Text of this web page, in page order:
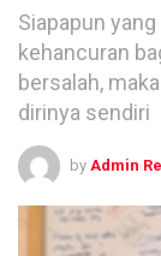
Siapapun
kehancuran
bersalah,
dirinya sendiri
by Admin